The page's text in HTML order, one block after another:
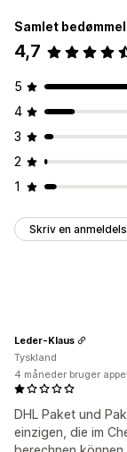
Samlet
4,7
5
4
3
2
1
Skriv en
DHL Paket und
einzigen, die im
Leder-Klaus
Tyskland
4 måneder bruger